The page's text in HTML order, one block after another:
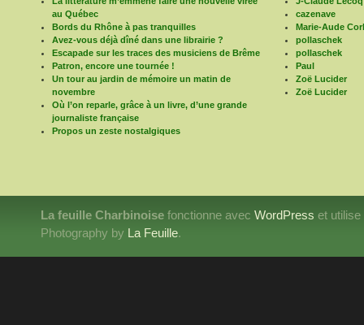
au Québec
Bords du Rhône à pas tranquilles
Avez-vous déjà dîné dans une librairie ?
Escapade sur les traces des musiciens de Brême
Patron, encore une tournée !
Un tour au jardin de mémoire un matin de
novembre
Où l’on reparle, grâce à un livre, d’une grande
journaliste française
Propos un zeste nostalgiques
cazenave
Marie-Aude
pollaschek
pollaschek
Paul
Zoë Lucider
Zoë Lucider
La feuille Charbinoise fonctionne avec WordPress et
Photography by La Feuille.